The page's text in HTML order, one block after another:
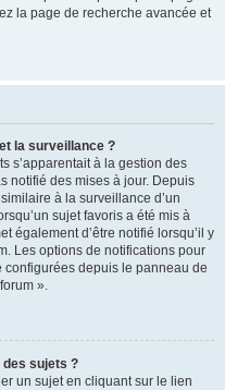
la page de recherche avancée et
la surveillance ?
s’apparentait à la gestion des
notifié des mises à jour. Depuis
à la surveillance d’un
sujet favoris a été mis à
également d’être notifié lorsqu’il y
Les options de notifications pour
configurées depuis le panneau de
».
sujets ?
un sujet en cliquant sur le lien